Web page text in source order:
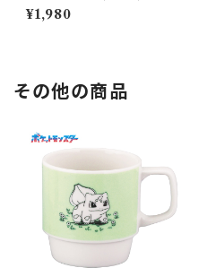
0】PG22-11
¥1,980
その他の商品